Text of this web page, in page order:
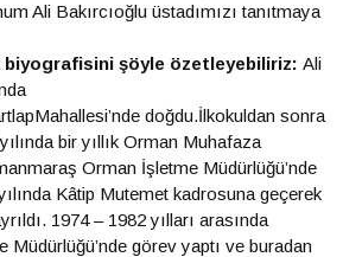
Ali Bakırcıoğlu üstadımızı tanıtmaya
biyografisini şöyle özetleyebiliriz: Ali
doğdu.İlkokuldan sonra
bir yıllık Orman Muhafaza
Orman İşletme Müdürlüğü’nde
Kâtip Mutemet kadrosuna geçerek
1974 – 1982 yılları arasında
Müdürlüğü’nde görev yaptı ve buradan